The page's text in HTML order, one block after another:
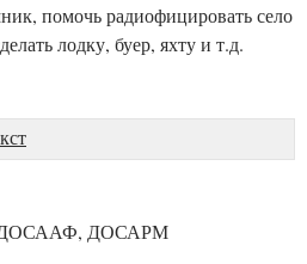
помочь радиофицировать село
лодку, буер, яхту и т.д.
ДОСААФ, ДОСАРМ